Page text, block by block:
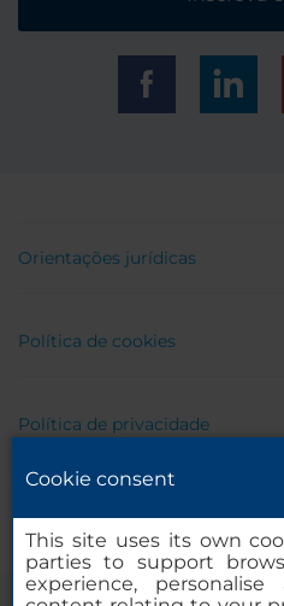
Orientações jurídicas
Política de cookies
Política de privacidade
Cookie consent
This site uses its own
parties to support
experience,